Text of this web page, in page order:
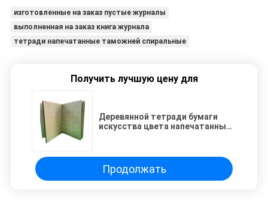
изготовленные на заказ пустые журналы
выполненная на заказ книга журнала
тетради напечатанные таможней спиральные
Получить лучшую цену для
Деревянной тетради бумаги
искусства цвета напечатанные
Продолжать